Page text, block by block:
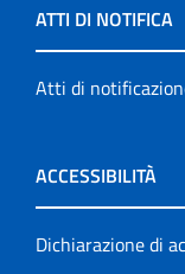
ATTI DI NOTIFICA
Atti di
ACCESSIBILITÀ
Dichiarazione di